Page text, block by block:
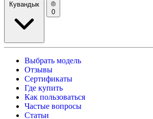
Кувандык
0
Выбрать модель
Отзывы
Сертификаты
Где купить
Как пользоваться
Частые вопросы
Статьи